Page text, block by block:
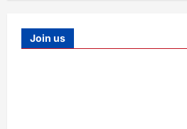
Join us